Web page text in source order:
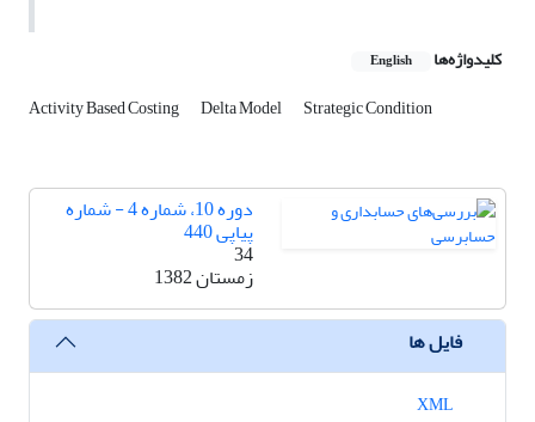
کلیدواژه‌ها English
Activity Based Costing Delta Model Strategic Condition
دوره 10، شماره 4 - شماره
پیاپی 440
34
زمستان 1382
فایل ها